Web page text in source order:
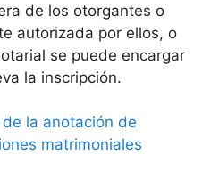
de los otorgantes o
autorizada por ellos, o
se puede encargar
la inscripción.
la anotación de
matrimoniales